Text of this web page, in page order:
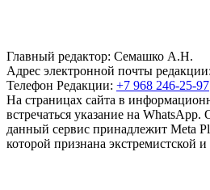
Главный редактор: Семашко А.Н.
Адрес электронной почты редакции:
Телефон Редакции: +7 968 246-25-97
На страницах сайта в
встречаться указание на
данный сервис принадлежит Meta
которой признана экстремистской